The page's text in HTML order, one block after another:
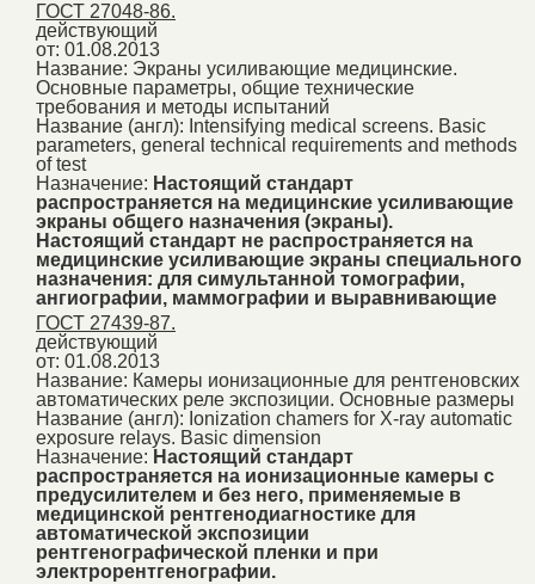
ГОСТ 27048-86.
действующий
от: 01.08.2013
Название: Экраны усиливающие медицинские.
Основные параметры, общие технические
требования и методы испытаний
Название (англ): Intensifying medical screens. Basic
parameters, general technical requirements and methods
of test
Назначение: Настоящий стандарт
распространяется на медицинские усиливающие
экраны общего назначения (экраны).
Настоящий стандарт не распространяется на
медицинские усиливающие экраны специального
назначения: для симультанной томографии,
ангиографии, маммографии и выравнивающие
ГОСТ 27439-87.
действующий
от: 01.08.2013
Название: Камеры ионизационные для рентгеновских
автоматических реле экспозиции. Основные размеры
Название (англ): Ionization chamers for X-ray automatic
exposure relays. Basic dimension
Назначение: Настоящий стандарт
распространяется на ионизационные камеры с
предусилителем и без него, применяемые в
медицинской рентгенодиагностике для
автоматической экспозиции
рентгенографической пленки и при
электрорентгенографии.